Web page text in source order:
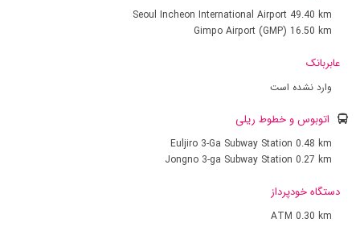
Seoul Incheon International Airport 49.40 km
Gimpo Airport (GMP) 16.50 km
عابربانک
وارد نشده است
اتوبوس و خطوط ریلی
Euljiro 3-Ga Subway Station 0.48 km
Jongno 3-ga Subway Station 0.27 km
دستگاه خودپرداز
ATM 0.30 km